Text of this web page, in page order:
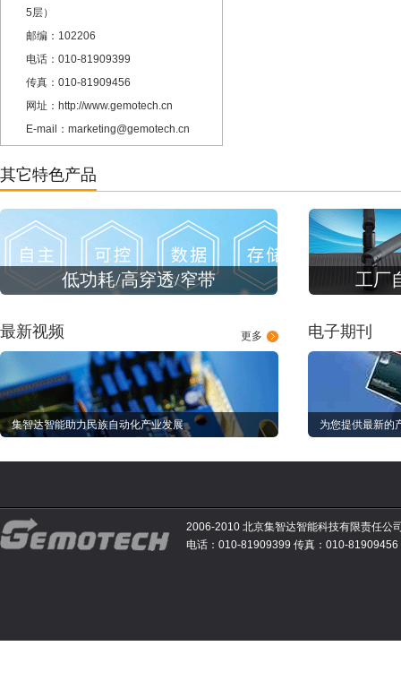
5层）
邮编：102206
电话：010-81909399
传真：010-81909456
网址：http://www.gemotech.cn
E-mail：marketing@gemotech.cn
其它特色产品
低功耗/高穿透/窄带 工厂
更多
最新视频
集智达智能助力民族自动化产业发展
电子期刊
为您提供最新的
2006-2010 北京集智达智能科技有限责任公
电话：010-81909399 传真：010-